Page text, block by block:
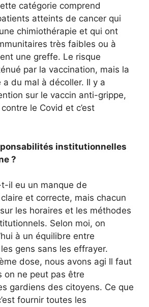
catégorie comprend
atteints de cancer qui
chimiothérapie et qui ont
très faibles ou à
une greffe. Le risque
par la vaccination, mais la
a du mal à décoller. Il y a
sur le vaccin anti-grippe,
le Covid et c’est
institutionnelles
?
il eu un manque de
et correcte, mais chacun
les horaires et les méthodes
Selon moi, on
à un équilibre entre
gens sans les effrayer.
dose, nous avons agi Il faut
on ne peut pas être
gardiens des citoyens. Ce que
fournir toutes les